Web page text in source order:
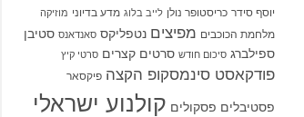
יוסף סידר כריסטופר נולן לייב בלוג מדע בדיוני מוזיקה
מלחמת הכוכבים מפיצים נטפליקס סאנדאנס סטיבן
ספילברג סיכום חודש סרטים קצרים סרטי קיץ
פודקאסט סינמסקופ הקצה פיקסאר
פסטיבלים פסקולים קולנוע ישראלי